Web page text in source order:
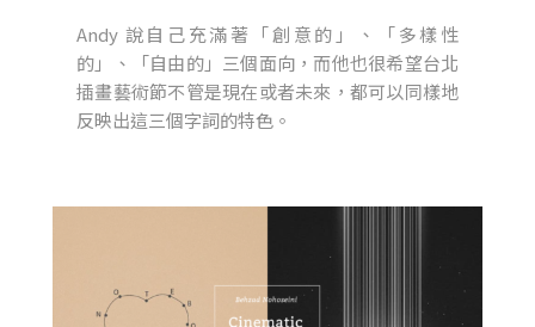
Andy 說自己充滿著「創意的」、「多樣性
的」、「自由的」三個面向，而他也很希望台北
插畫藝術節不管是現在或者未來，都可以同樣地
反映出這三個字詞的特色。